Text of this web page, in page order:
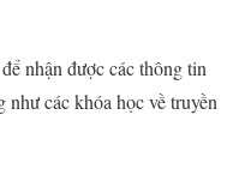
nhận được các thông tin
các khóa học về truyền